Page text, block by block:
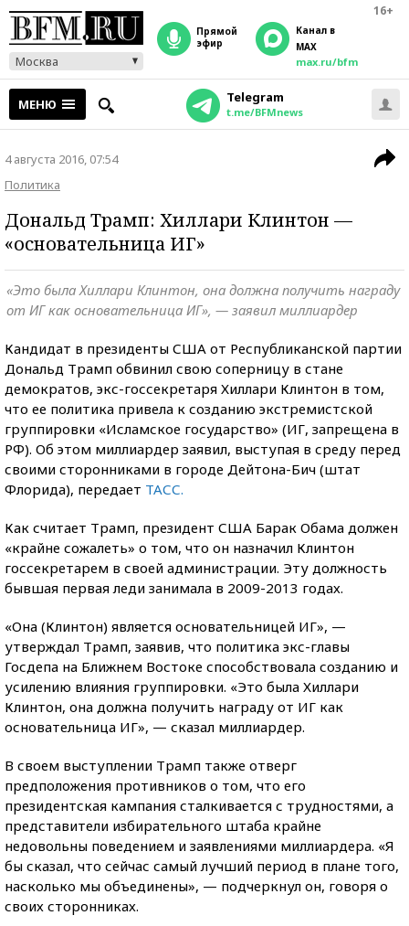
16+
Москва
прямой
эфир
Канал в
MAX
max.ru/bfm
МЕНЮ Telegram
t.me/BFMnews
4 августа 2016, 07:54
Политика
Дональд Трамп: Хиллари Клинтон —
«основательница ИГ»
«Это была Хиллари Клинтон, она должна получить награду
от ИГ как основательница ИГ», — заявил миллиардер
Кандидат в президенты США от Республиканской партии
Дональд Трамп обвинил свою соперницу в стане
демократов, экс-госсекретаря Хиллари Клинтон в том,
что ее политика привела к созданию экстремистской
группировки «Исламское государство» (ИГ, запрещена в
РФ). Об этом миллиардер заявил, выступая в среду перед
своими сторонниками в городе Дейтона-Бич (штат
Флорида), передает ТАСС.
Как считает Трамп, президент США Барак Обама должен
«крайне сожалеть» о том, что он назначил Клинтон
госсекретарем в своей администрации. Эту должность
бывшая первая леди занимала в 2009-2013 годах.
«Она (Клинтон) является основательницей ИГ», —
утверждал Трамп, заявив, что политика экс-главы
Госдепа на Ближнем Востоке способствовала созданию и
усилению влияния группировки. «Это была Хиллари
Клинтон, она должна получить награду от ИГ как
основательница ИГ», — сказал миллиардер.
В своем выступлении Трамп также отверг
предположения противников о том, что его
президентская кампания сталкивается с трудностями, а
представители избирательного штаба крайне
недовольны поведением и заявлениями миллиардера. «Я
бы сказал, что сейчас самый лучший период в плане того,
насколько мы объединены», — подчеркнул он, говоря о
своих сторонниках.